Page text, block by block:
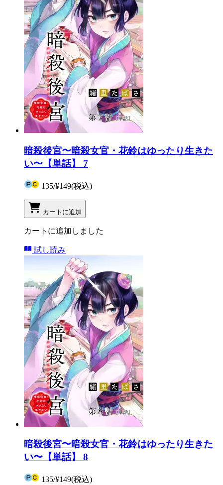
暗殺後宮〜暗殺女官・花鈴はゆったり生きた
い〜【単話】 7
135/¥149(税込)
カートに追加
カートに追加しました
試し読み
暗殺後宮〜暗殺女官・花鈴はゆったり生きた
い〜【単話】 8
135/¥149(税込)